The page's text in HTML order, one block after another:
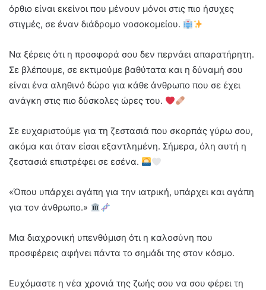
όρθιο είναι εκείνοι που μένουν μόνοι στις πιο ήσυχες
στιγμές, σε έναν διάδρομο νοσοκομείου.
Να ξέρεις ότι η προσφορά σου δεν περνάει απαρατήρητη.
Σε βλέπουμε, σε εκτιμούμε βαθύτατα και η δύναμή σου
είναι ένα αληθινό δώρο για κάθε άνθρωπο που σε έχει
ανάγκη στις πιο δύσκολες ώρες του.
Σε ευχαριστούμε για τη ζεστασιά που σκορπάς γύρω σου,
ακόμα και όταν είσαι εξαντλημένη. Σήμερα, όλη αυτή η
ζεστασιά επιστρέφει σε εσένα.
«Όπου υπάρχει αγάπη για την ιατρική, υπάρχει και αγάπη
για τον άνθρωπο.»
Μια διαχρονική υπενθύμιση ότι η καλοσύνη που
προσφέρεις αφήνει πάντα το σημάδι της στον κόσμο.
Ευχόμαστε η νέα χρονιά της ζωής σου να σου φέρει τη